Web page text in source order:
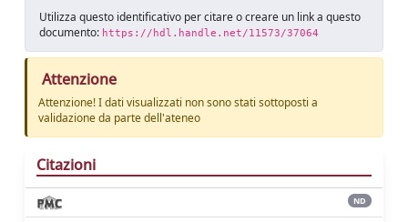
Utilizza questo identificativo per citare o creare un link a questo
documento: https://hdl.handle.net/11573/37064
Attenzione
Attenzione! I dati visualizzati non sono stati sottoposti a
validazione da parte dell'ateneo
Citazioni
ND